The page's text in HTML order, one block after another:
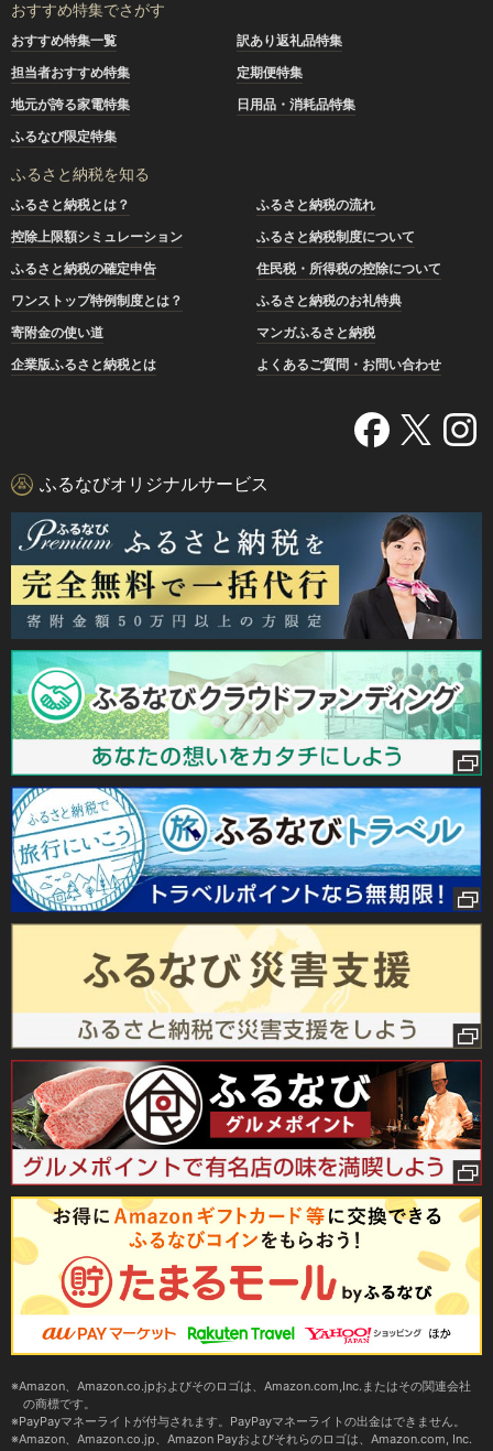
おすすめ特集でさがす
おすすめ特集一覧
訳あり返礼品特集
担当者おすすめ特集
定期便特集
地元が誇る家電特集
日用品・消耗品特集
ふるなび限定特集
ふるさと納税を知る
ふるさと納税とは？
ふるさと納税の流れ
控除上限額シミュレーション
ふるさと納税制度について
ふるさと納税の確定申告
住民税・所得税の控除について
ワンストップ特例制度とは？
ふるさと納税のお礼特典
寄附金の使い道
マンガふるさと納税
企業版ふるさと納税とは
よくあるご質問・お問い合わせ
ふるなびオリジナルサービス
Amazon、Amazon.co.jpおよびそのロゴは、Amazon.com,Inc.またはその関連会社
の商標です。
PayPayマネーライトが付与されます。PayPayマネーライトの出金はできません。
Amazon、Amazon.co.jp、Amazon Payおよびそれらのロゴは、Amazon.com, Inc.